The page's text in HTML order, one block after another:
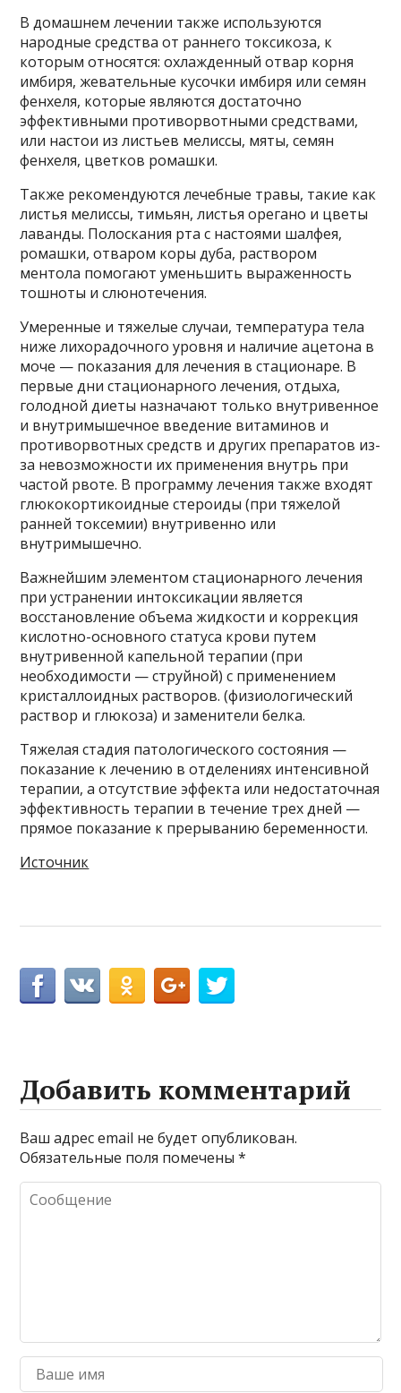
В домашнем лечении также используются
народные средства от раннего токсикоза, к
которым относятся: охлажденный отвар корня
имбиря, жевательные кусочки имбиря или семян
фенхеля, которые являются достаточно
эффективными противорвотными средствами,
или настои из листьев мелиссы, мяты, семян
фенхеля, цветков ромашки.
Также рекомендуются лечебные травы, такие как
листья мелиссы, тимьян, листья орегано и цветы
лаванды. Полоскания рта с настоями шалфея,
ромашки, отваром коры дуба, раствором
ментола помогают уменьшить выраженность
тошноты и слюнотечения.
Умеренные и тяжелые случаи, температура тела
ниже лихорадочного уровня и наличие ацетона в
моче — показания для лечения в стационаре. В
первые дни стационарного лечения, отдыха,
голодной диеты назначают только внутривенное
и внутримышечное введение витаминов и
противорвотных средств и других препаратов из-
за невозможности их применения внутрь при
частой рвоте. В программу лечения также входят
глюкокортикоидные стероиды (при тяжелой
ранней токсемии) внутривенно или
внутримышечно.
Важнейшим элементом стационарного лечения
при устранении интоксикации является
восстановление объема жидкости и коррекция
кислотно-основного статуса крови путем
внутривенной капельной терапии (при
необходимости — струйной) с применением
кристаллоидных растворов. (физиологический
раствор и глюкоза) и заменители белка.
Тяжелая стадия патологического состояния —
показание к лечению в отделениях интенсивной
терапии, а отсутствие эффекта или недостаточная
эффективность терапии в течение трех дней —
прямое показание к прерыванию беременности.
Источник
Добавить комментарий
Ваш адрес email не будет опубликован.
Обязательные поля помечены*